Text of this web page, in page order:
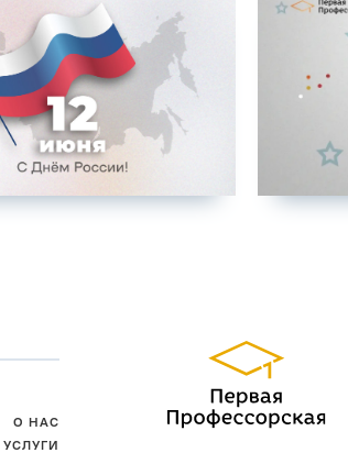
О НАС
УСЛУГИ